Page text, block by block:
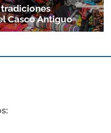
a nuestro boletín.
Casco Antiguo